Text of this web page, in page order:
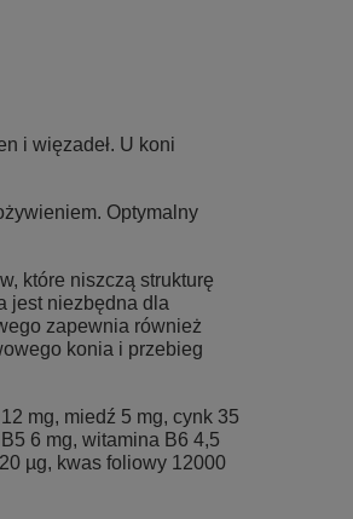
i więzadeł. U koni
Optymalny
które niszczą strukturę
jest niezbędna dla
zapewnia również
konia i przebieg
mg, miedź 5 mg, cynk 35
6 mg, witamina B6 4,5
µg, kwas foliowy 12000